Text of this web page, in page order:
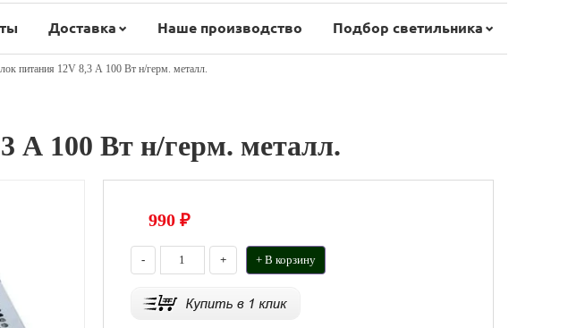
Доставка Наше производство Подбор светильника
питания 12V 8,3 А 100 Вт н/герм. металл.
А 100 Вт н/герм. металл.
990₽
- + + В корзину